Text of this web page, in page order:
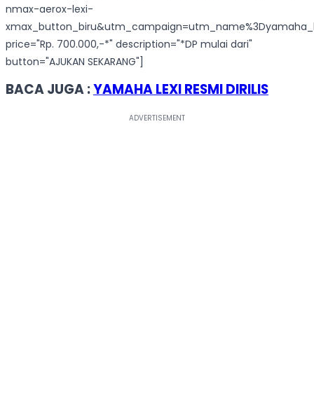
nmax-aerox-lexi-
price="Rp. 700.000,-*" description="*DP mulai dari"
button="AJUKAN SEKARANG"]
BACA JUGA :YAMAHA LEXI RESMI DIRILIS